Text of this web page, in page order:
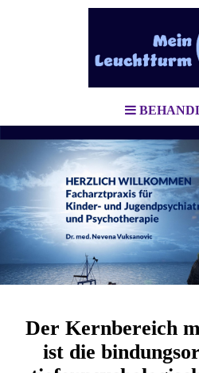
Der Kernbereich
ist die